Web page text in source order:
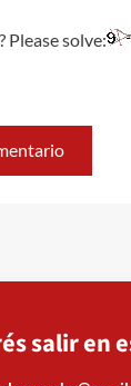
Please solve:
salir en